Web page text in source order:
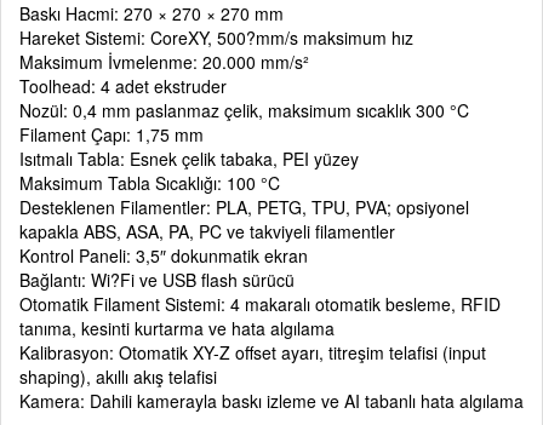
Baskı Hacmi: 270 × 270 × 270 mm
Hareket Sistemi: CoreXY, 500?mm/s maksimum hız
Maksimum İvmelenme: 20.000 mm/s²
Toolhead: 4 adet ekstruder
Nozül: 0,4 mm paslanmaz çelik, maksimum sıcaklık 300 °C
Filament Çapı: 1,75 mm
Isıtmalı Tabla: Esnek çelik tabaka, PEI yüzey
Maksimum Tabla Sıcaklığı: 100 °C
Desteklenen Filamentler: PLA, PETG, TPU, PVA; opsiyonel
kapakla ABS, ASA, PA, PC ve takviyeli filamentler
Kontrol Paneli: 3,5″ dokunmatik ekran
Bağlantı: Wi?Fi ve USB flash sürücü
Otomatik Filament Sistemi: 4 makaralı otomatik besleme, RFID
tanıma, kesinti kurtarma ve hata algılama
Kalibrasyon: Otomatik XY-Z offset ayarı, titreşim telafisi (input
shaping), akıllı akış telafisi
Kamera: Dahili kamerayla baskı izleme ve AI tabanlı hata algılama